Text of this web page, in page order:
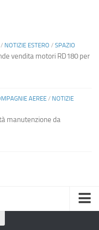
/ NOTIZIE ESTERO / SPAZIO
vendita motori RD180 per
AEREE/ NOTIZIE
manutenzione da